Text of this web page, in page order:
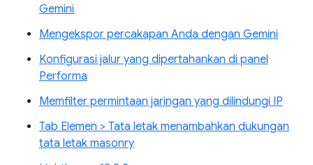
Gemini
Mengekspor percakapan Anda dengan Gemini
Konfigurasi jalur yang dipertahankan di panel
Performa
Memfilter permintaan jaringan yang dilindungi IP
Tab Elemen > Tata letak menambahkan dukungan
tata letak masonry